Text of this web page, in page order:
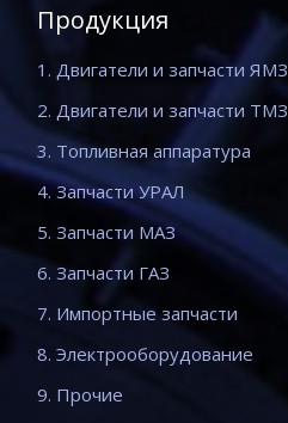
Продукция
1. Двигатели и запчасти ЯМЗ
2. Двигатели и запчасти ТМЗ
3. Топливная аппаратура
4. Запчасти УРАЛ
5. Запчасти МАЗ
6. Запчасти ГАЗ
7. Импортные запчасти
8. Электрооборудование
9. Прочие